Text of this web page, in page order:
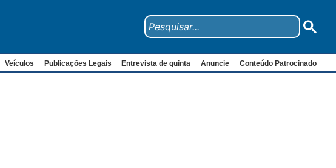
Veículos Publicações Legais Entrevista de quinta Anuncie Conteúdo Patrocinado